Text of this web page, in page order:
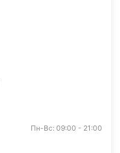
Пн-Вс: 09:00 - 21:00